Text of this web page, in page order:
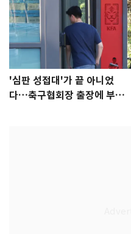
'심판 성접대'가 끝 아니었
다…축구협회장 출장에 부인